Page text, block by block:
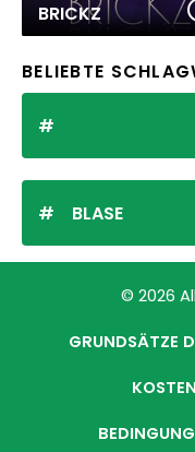
BRICKZ
BELIEBTE
BLASE
© 2026
GRUNDSÄTZE